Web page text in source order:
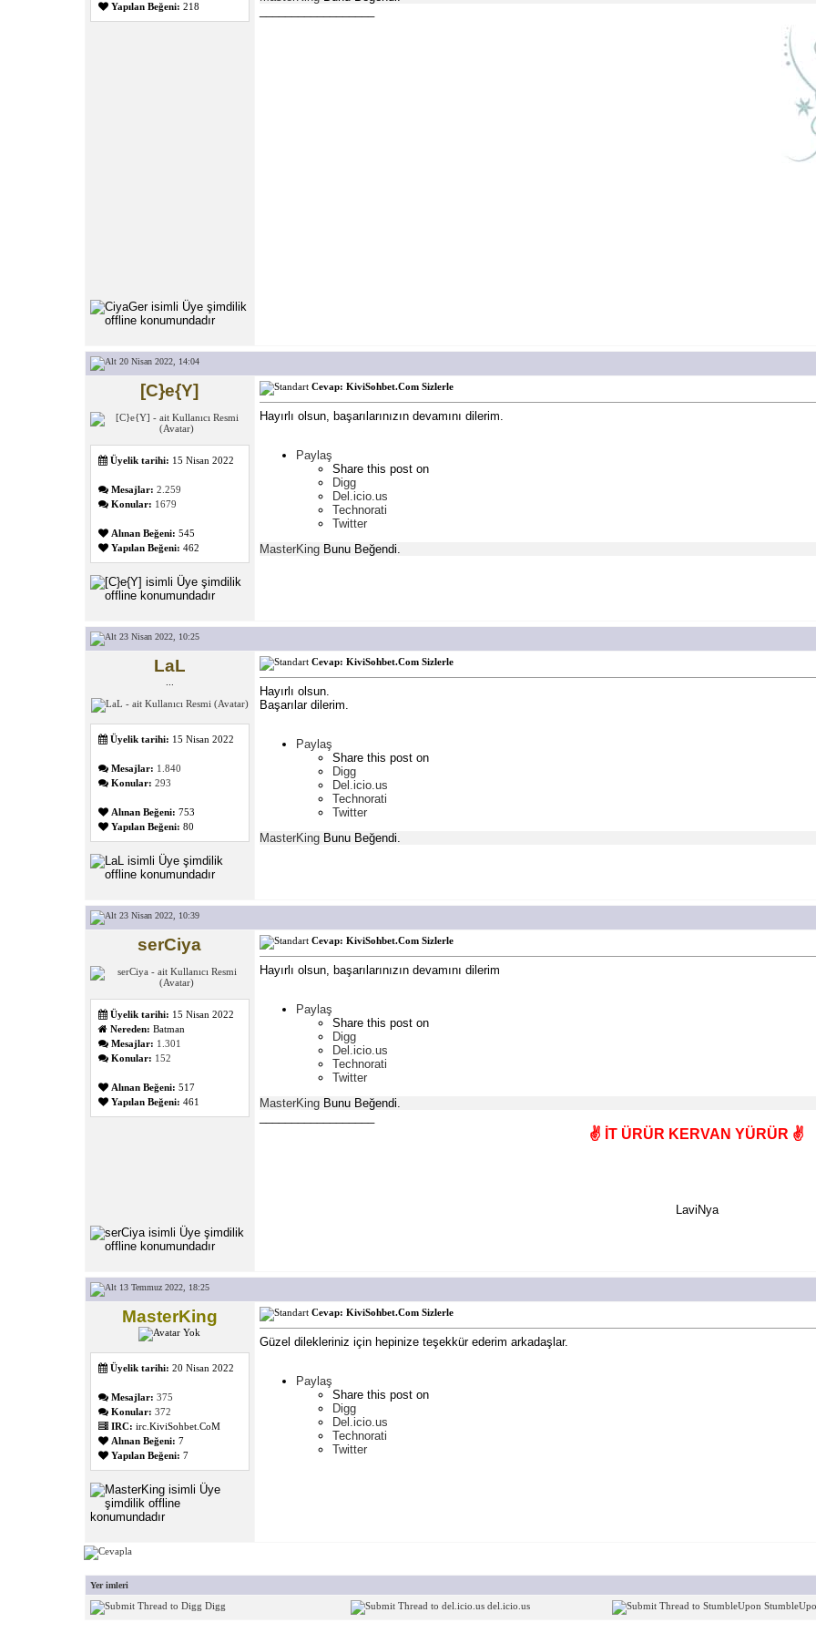
Yapılan Beğeni: 218
20 Nisan 2022, 14:04
[C}e{Y]
Üyelik tarihi: 15 Nisan 2022
Mesajlar: 2.259
Konular: 1679
Alınan Beğeni: 545
Yapılan Beğeni: 462
Cevap: KiviSohbet.Com Sizlerle
Hayırlı olsun, başarılarınızın devamını dilerim.
Paylaş
Share this post on
Digg
Del.icio.us
Technorati
Twitter
MasterKingBunu Beğendi.
23 Nisan 2022, 10:25
LaL
Üyelik tarihi: 15 Nisan 2022
Mesajlar: 1.840
Konular: 293
Alınan Beğeni: 753
Yapılan Beğeni: 80
Cevap: KiviSohbet.Com Sizlerle
Hayırlı olsun.
Başarılar dilerim.
Paylaş
Share this post on
Digg
Del.icio.us
Technorati
Twitter
MasterKingBunu Beğendi.
23 Nisan 2022, 10:39
serCiya
Üyelik tarihi: 15 Nisan 2022
Nereden: Batman
Mesajlar: 1.301
Konular: 152
Alınan Beğeni: 517
Yapılan Beğeni: 461
Cevap: KiviSohbet.Com Sizlerle
Hayırlı olsun, başarılarınızın devamını dilerim
Paylaş
Share this post on
Digg
Del.icio.us
Technorati
Twitter
MasterKingBunu Beğendi.
✌️ İT ÜRÜR KERVAN YÜRÜR ✌️
LaviNya
13 Temmuz 2022, 18:25
MasterKing
Üyelik tarihi: 20 Nisan 2022
Mesajlar: 375
Konular: 372
IRC: irc.KiviSohbet.CoM
Alınan Beğeni: 7
Yapılan Beğeni: 7
Cevap: KiviSohbet.Com Sizlerle
Güzel dilekleriniz için hepinize teşekkür ederim arkadaşlar.
Paylaş
Share this post on
Digg
Del.icio.us
Technorati
Twitter
Yer imleri
Digg del.icio.us